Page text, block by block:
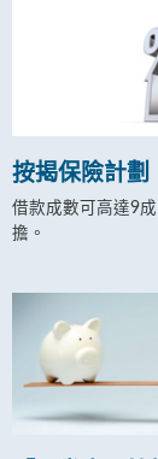
按揭保險計劃
借款成數可高達9
擔。